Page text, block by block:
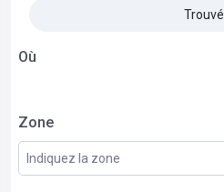
Trouvé
Où
Zone
Indiquez la zone